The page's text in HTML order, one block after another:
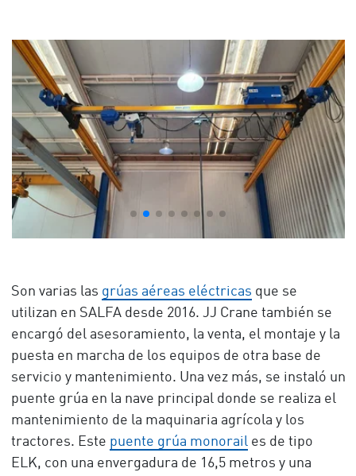
Son varias las grúas aéreas eléctricas que se
utilizan en SALFA desde 2016. JJ Crane también se
encargó del asesoramiento, la venta, el montaje y la
puesta en marcha de los equipos de otra base de
servicio y mantenimiento. Una vez más, se instaló un
puente grúa en la nave principal donde se realiza el
mantenimiento de la maquinaria agrícola y los
tractores. Este puente grúa monorailes de tipo
ELK, con una envergadura de 16,5 metros y una